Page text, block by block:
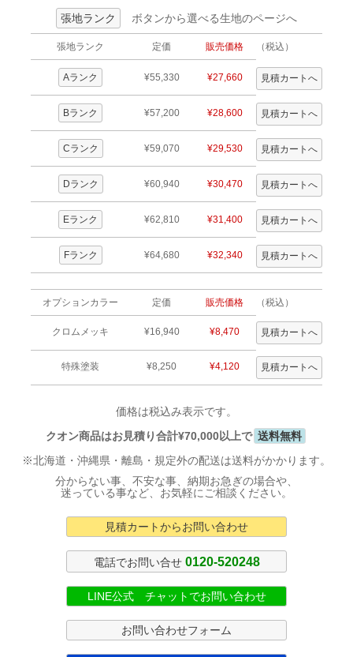
張地ランク
ボタンから選べる生地のページへ
張地ランク 定価 販売価格 （税込）
Aランク ¥55,330 ¥27,660
Bランク ¥57,200 ¥28,600
Cランク ¥59,070 ¥29,530
Dランク ¥60,940 ¥30,470
Eランク ¥62,810 ¥31,400
Fランク ¥64,680 ¥32,340
オプションカラー 定価 販売価格 （税込）
クロムメッキ ¥16,940 ¥8,470
特殊塗装 ¥8,250 ¥4,120
価格は税込み表示です。
クオン商品はお見積り合計¥70,000以上で 送料無料
※北海道・沖縄県・離島・規定外の配送は送料がかかります。
分からない事、不安な事、納期お急ぎの場合や、
迷っている事など、お気軽にご相談ください。
見積カートからお問い合わせ
電話でお問い合せ 0120-520248
LINE公式 チャットでお問い合わせ
お問い合わせフォーム